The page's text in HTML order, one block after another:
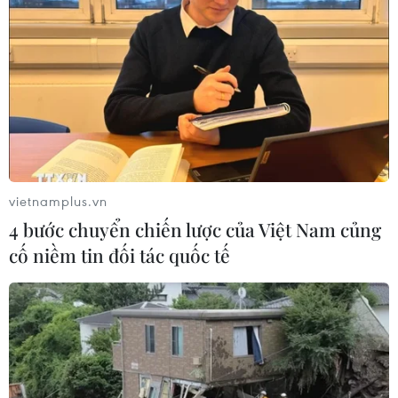
vietnamplus.vn
4 bước chuyển chiến lược của Việt Nam củng
cố niềm tin đối tác quốc tế